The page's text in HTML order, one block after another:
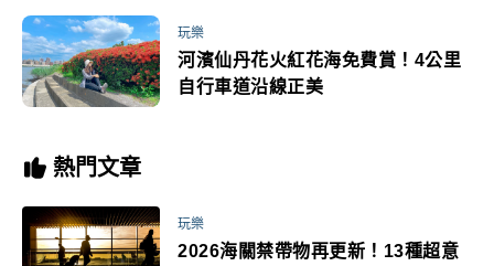
玩樂
河濱仙丹花火紅花海免費賞！4公里
自行車道沿線正美
熱門文章
玩樂
2026海關禁帶物再更新！13種超意